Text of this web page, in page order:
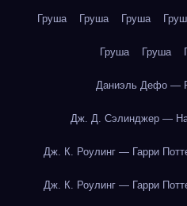
Груша Груша Груша
Груша Груша
Даниэль Дефо —
Дж. Д. Сэлинджер —
Дж. К. Роулинг — Гарри
Дж. К. Роулинг — Гарри